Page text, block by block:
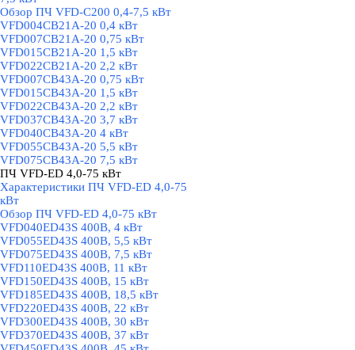
Обзор ПЧ VFD-C200 0,4-7,5 кВт
VFD004CB21A-20 0,4 кВт
VFD007CB21A-20 0,75 кВт
VFD015CB21A-20 1,5 кВт
VFD022CB21A-20 2,2 кВт
VFD007CB43A-20 0,75 кВт
VFD015CB43A-20 1,5 кВт
VFD022CB43A-20 2,2 кВт
VFD037CB43A-20 3,7 кВт
VFD040CB43A-20 4 кВт
VFD055CB43A-20 5,5 кВт
VFD075CB43A-20 7,5 кВт
ПЧ VFD-ED 4,0-75 кВт
Характеристики ПЧ VFD-ED 4,0-75
кВт
Обзор ПЧ VFD-ED 4,0-75 кВт
VFD040ED43S 400В, 4 кВт
VFD055ED43S 400В, 5,5 кВт
VFD075ED43S 400В, 7,5 кВт
VFD110ED43S 400В, 11 кВт
VFD150ED43S 400В, 15 кВт
VFD185ED43S 400В, 18,5 кВт
VFD220ED43S 400В, 22 кВт
VFD300ED43S 400В, 30 кВт
VFD370ED43S 400В, 37 кВт